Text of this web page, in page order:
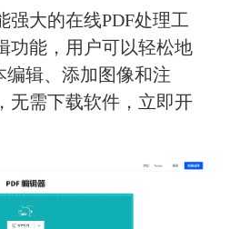
强大的在线PDF处理工
功能，用户可以轻松地
编辑、添加图像和注
无需下载软件，立即开